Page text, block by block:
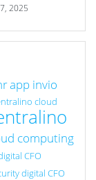
2025
app invio
cloud
computing
CFO
digital CFO